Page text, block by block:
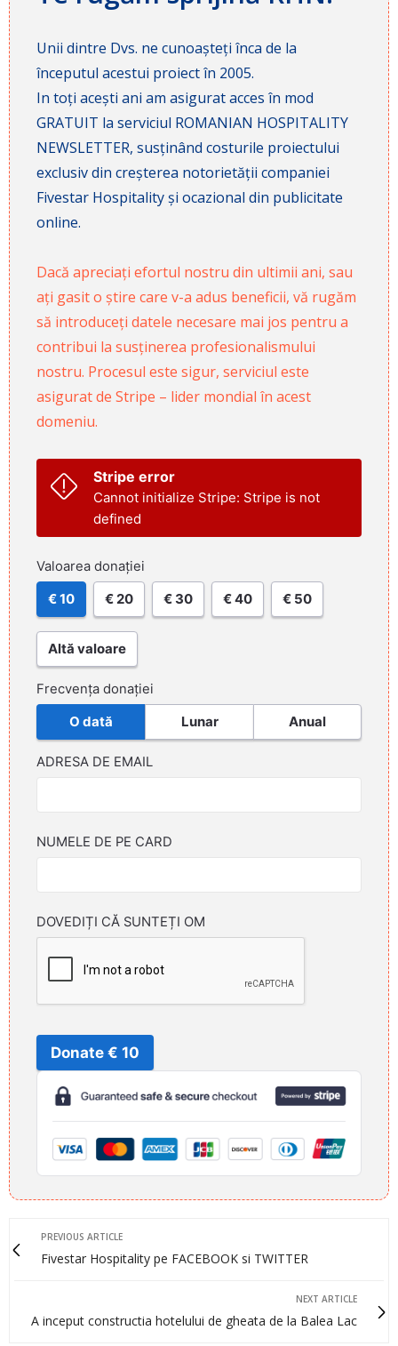
Unii dintre Dvs. ne cunoașteți înca de la
începutul acestui proiect în 2005.
In toți acești ani am asigurat acces în mod
GRATUIT la serviciul ROMANIAN HOSPITALITY
NEWSLETTER, susținând costurile proiectului
exclusiv din creșterea notorietății companiei
Fivestar Hospitality și ocazional din publicitate
online.
Dacă apreciați efortul nostru din ultimii ani, sau
ați gasit o știre care v-a adus beneficii, vă rugăm
să introduceți datele necesare mai jos pentru a
contribui la susținerea profesionalismului
nostru. Procesul este sigur, serviciul este
asigurat de Stripe – lider mondial în acest
domeniu.
Stripe error
Cannot initialize Stripe: Stripe is not
defined
Valoarea donației
€ 10 € 20 € 30 € 40 € 50
Altă valoare
Frecvența donației
O dată Lunar Anual
ADRESA DE EMAIL
NUMELE DE PE CARD
DOVEDIȚI CĂ SUNTEȚI OM
Donate € 10
PREVIOUS ARTICLE
Fivestar Hospitality pe FACEBOOK si TWITTER
NEXT ARTICLE
A inceput constructia hotelului de gheata de la Balea Lac